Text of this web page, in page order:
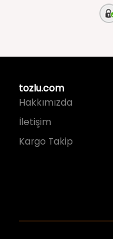
tozlu.com
İletişim
Kargo Takip